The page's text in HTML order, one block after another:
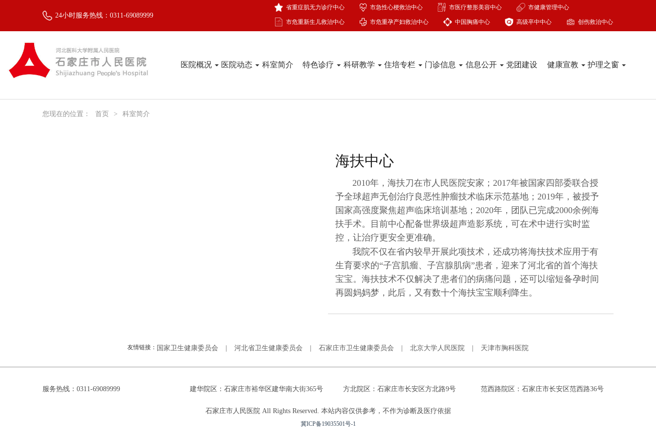
24小时服务热线：0311-69089999
省重症肌无力诊疗中心 市急性心梗救治中心 市医疗整形美容中心 市健康管理中心
市危重新生儿救治中心 市危重孕产妇救治中心 中国胸痛中心 高级卒中中心 创伤救治中心
医院概况 医院动态 科室简介 特色诊疗 科研教学 住培专栏 门诊信息 信息公开 党团建设 健康宣教 护理之窗
您现在的位置： 首页 > 科室简介
海扶中心
2010年，海扶刀在市人民医院安家；2017年被国家四部委联合授
予全球超声无创治疗良恶性肿瘤技术临床示范基地；2019年，被授予
国家高强度聚焦超声临床培训基地；2020年，团队已完成2000余例海
扶手术。目前中心配备世界级超声造影系统，可在术中进行实时监
控，让治疗更安全更准确。
我院不仅在省内较早开展此项技术，还成功将海扶技术应用于有
生育要求的“子宫肌瘤、子宫腺肌病”患者，迎来了河北省的首个海扶
宝宝。海扶技术不仅解决了患者们的病痛问题，还可以缩短备孕时间
再圆妈妈梦，此后，又有数十个海扶宝宝顺利降生。
友情链接： 国家卫生健康委员会 | 河北省卫生健康委员会 | 石家庄市卫生健康委员会 | 北京大学人民医院 | 天津市胸科医院
服务热线：0311-69089999 建华院区：石家庄市裕华区建华南大街365号 方北院区：石家庄市长安区方北路9号 范西路院区：石家庄市长安区范西路36号
石家庄市人民医院 All Rights Reserved. 本站内容仅供参考，不作为诊断及医疗依据
冀ICP备19035501号-1